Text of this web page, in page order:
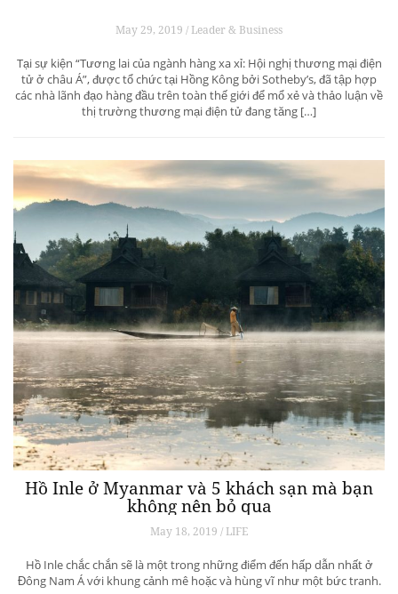
May 29, 2019 / Leader & Business
Tại sự kiện “Tương lai của ngành hàng xa xỉ: Hội nghị thương mại điện
tử ở châu Á”, được tổ chức tại Hồng Kông bởi Sotheby’s, đã tập hợp
các nhà lãnh đạo hàng đầu trên toàn thế giới để mổ xẻ và thảo luận về
thị trường thương mại điện tử đang tăng […]
Hồ Inle ở Myanmar và 5 khách sạn mà bạn
không nên bỏ qua
May 18, 2019 / LIFE
Hồ Inle chắc chắn sẽ là một trong những điểm đến hấp dẫn nhất ở
Đông Nam Á với khung cảnh mê hoặc và hùng vĩ như một bức tranh.